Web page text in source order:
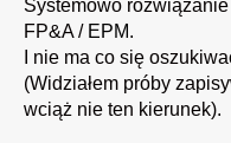
Systemowo
FP&A / EPM.
I nie ma co się
(Widziałem próby
wciąż nie ten kierunek).